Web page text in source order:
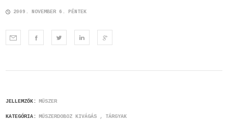
2009. NOVEMBER 6. PÉNTEK
JELLEMZŐK: MŰSZER
KATEGÓRIA: MŰSZERDOBOZ KIVÁGÁS TÁRGYAK